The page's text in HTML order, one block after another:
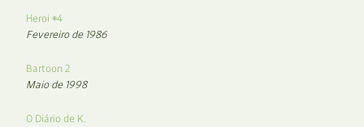
Heroi #4
Fevereiro de 1986
Bartoon 2
Maio de 1998
O Diário de K.